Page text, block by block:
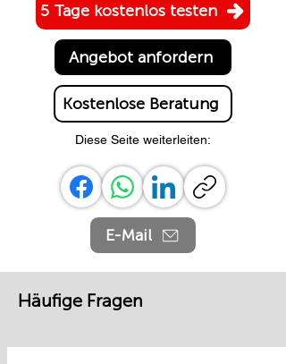
5 Tage kostenlos testen
Angebot anfordern
Kostenlose Beratung
Diese Seite weiterleiten:
E-Mail
Häufige Fragen